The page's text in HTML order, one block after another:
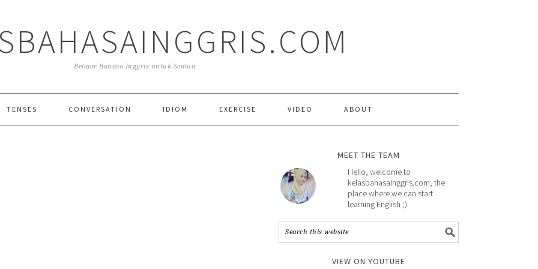
Belajar Bahasa Inggris untuk Semua
TENSES CONVERSATION IDIOM EXERCISE VIDEO ABOUT
MEET THE TEAM
Hello, welcome to
kelasbahasainggris.com, the
place where we can start
learning English ;)
VIEW ON YOUTUBE